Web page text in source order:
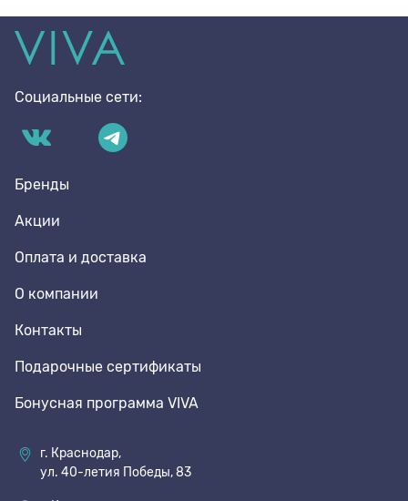
Социальные сети:
Бренды
Акции
Оплата и доставка
О компании
Контакты
Подарочные сертификаты
Бонусная программа VIVA
г. Краснодар,
ул. 40-летия Победы, 83